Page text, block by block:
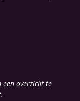
een overzicht te